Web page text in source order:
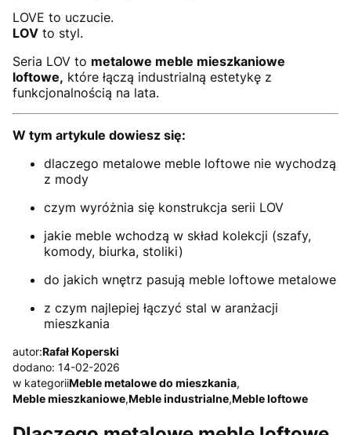
LOVE to uczucie.
LOV to styl.
Seria LOV to metalowe meble mieszkaniowe
loftowe, które łączą industrialną estetykę z
funkcjonalnością na lata.
W tym artykule dowiesz się:
dlaczego metalowe meble loftowe nie wychodzą
z mody
czym wyróżnia się konstrukcja serii LOV
jakie meble wchodzą w skład kolekcji (szafy,
komody, biurka, stoliki)
do jakich wnętrz pasują meble loftowe metalowe
z czym najlepiej łączyć stal w aranżacji
mieszkania
autor:Rafał Koperski
dodano: 14-02-2026
w kategoriiMeble metalowe do mieszkania,
Meble mieszkaniowe,Meble industrialne,Meble loftowe